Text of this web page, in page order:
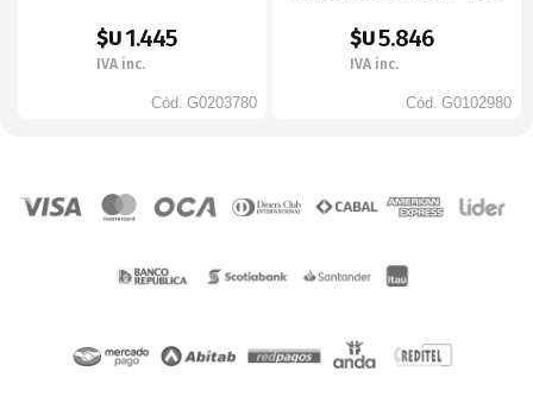
$U 1.445
IVA inc.
Cód. G0203780
$U5.846
IVA inc.
Cód. G0102980